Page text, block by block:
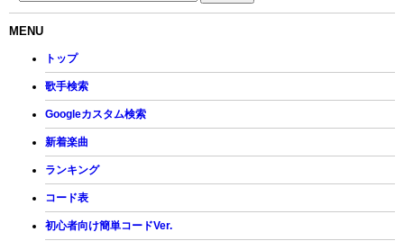
MENU
トップ
歌手検索
Googleカスタム検索
新着楽曲
ランキング
コード表
初心者向け簡単コードVer.